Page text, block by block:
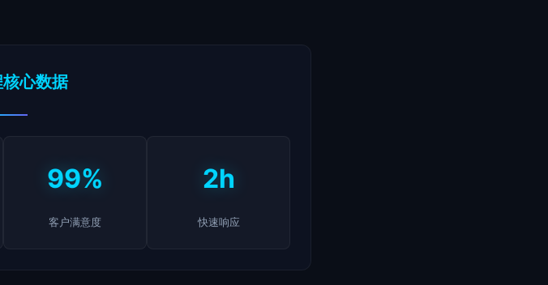
心数据
99%
客户满意度
2h
快速响应